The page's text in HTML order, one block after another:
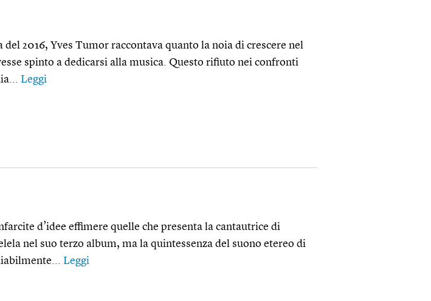
del 2016, Yves Tumor raccontava quanto la noia di crescere nel
spinto a dedicarsi alla musica. Questo rifiuto nei confronti
Leggi
d’idee effimere quelle che presenta la cantautrice di
nel suo terzo album, ma la quintessenza del suono etereo di
Leggi